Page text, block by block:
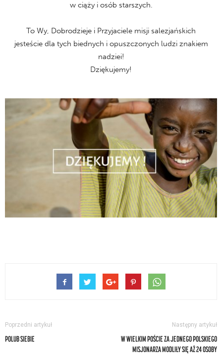
w ciąży i osób starszych.
To Wy, Dobrodzieje i Przyjaciele misji salezjańskich
jesteście dla tych biednych i opuszczonych ludzi znakiem
nadziei!
Dziękujemy!
Poprzedni artykuł
POLUB SIEBIE
Następny artykuł
W WIELKIM POŚCIE ZA JEDNEGO POLSKIEGO
MISJONARZA MODLIŁY SIĘ AŻ 24 OSOBY